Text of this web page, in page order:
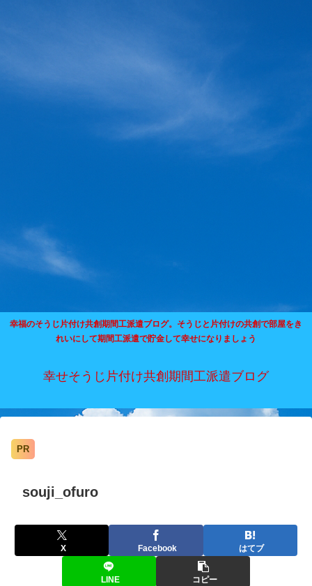
幸福のそうじ片付け共創期間工派遣ブログ。そうじと片付けの共創で部屋をき
れいにして期間工派遣で貯金して幸せになりましょう
幸せそうじ片付け共創期間工派遣ブログ
PR
souji_ofuro
X Facebook はてブ
LINE コピー